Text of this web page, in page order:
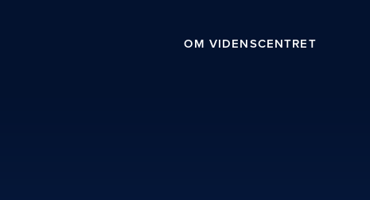
OM VIDENSCENTRET